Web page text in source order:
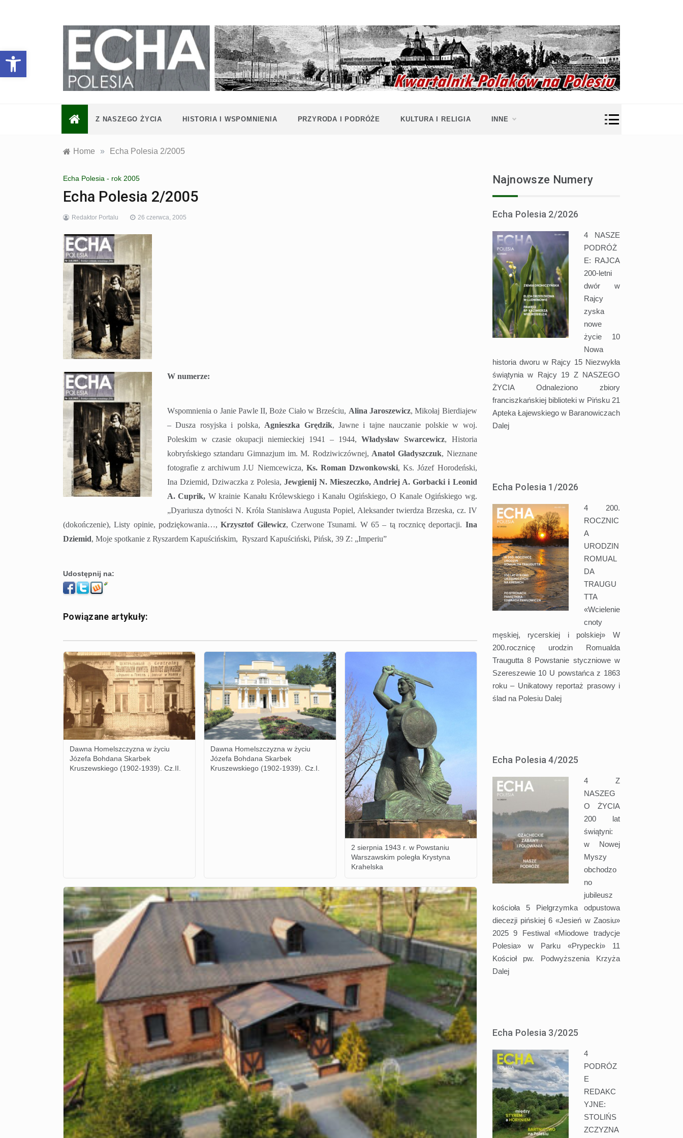
Otwórz pasek narzędzi
Echa
Polesia
współczesność
Polaków na
Polesiu.
Przyroda,
zabytki, kultura
i wspomnienia
z Polesia.
Z NASZEGO ŻYCIA HISTORIA I WSPOMNIENIA PRZYRODA I PODRÓŻE KULTURA I RELIGIA INNE
Home » Echa Polesia 2/2005
Echa Polesia - rok 2005
Echa Polesia 2/2005
Redaktor Portalu 26 czerwca, 2005
W numerze:
Wspomnienia o Janie Pawle II, Boże Ciało w Brześciu, Alina Jaroszewicz, Mikołaj Bierdiajew
– Dusza rosyjska i polska, Agnieszka Grędzik, Jawne i tajne nauczanie polskie w woj.
Poleskim w czasie okupacji niemieckiej 1941 – 1944,Władysław Swarcewicz, Historia
kobryńskiego sztandaru Gimnazjum im. M. Rodziwiczównej, Anatol Gladyszczuk, Nieznane
fotografie z archiwum J.U Niemcewicza, Ks. Roman Dzwonkowski, Ks. Józef Horodeński,
Ina Dziemid, Dziwaczka z Polesia,Jewgienij N. Mieszeczko, Andriej A. Gorbacki i Leonid
A. Cuprik, W krainie Kanału Królewskiego i Kanału Ogińskiego, O Kanale Ogińskiego wg.
„Dyariusza dytności N. Króla Stanisława Augusta Popiel, Aleksander twierdza Brzeska, cz. IV
(dokończenie), Listy opinie, podziękowania…,Krzysztof Gilewicz, Czerwone Tsunami. W 65 – tą rocznicę deportacji. Ina
Dziemid, Moje spotkanie z Ryszardem Kapuścińskim, Ryszard Kapuściński, Pińsk, 39 Z: „Imperiu”
Udostępnij na:
Powiązane artykuły:
Dawna Homelszczyzna w życiu
Józefa Bohdana Skarbek
Kruszewskiego (1902-1939). Cz.II.
Dawna Homelszczyzna w życiu
Józefa Bohdana Skarbek
Kruszewskiego (1902-1939). Cz.I.
2 sierpnia 1943 r. w Powstaniu
Warszawskim poległa Krystyna
Krahelska
Najnowsze Numery
Echa Polesia 2/2026
4 NASZE
PODRÓŻ
E: RAJCA
200-letni
dwór w
Rajcy
zyska
nowe
życie 10
Nowa
historia dworu w Rajcy 15 Niezwykła
świątynia w Rajcy 19 Z NASZEGO
ŻYCIA Odnaleziono zbiory
franciszkańskiej biblioteki w Pińsku 21
Apteka Łajewskiego w Baranowiczach
Dalej
Echa Polesia 1/2026
4 200.
ROCZNIC
A
URODZIN
ROMUAL
DA
TRAUGU
TTA
«Wcielenie
cnoty
męskiej, rycerskiej i polskiej» W
200.rocznicę urodzin Romualda
Traugutta 8 Powstanie styczniowe w
Szereszewie 10 U powstańca z 1863
roku – Unikatowy reportaż prasowy i
ślad na Polesiu Dalej
Echa Polesia 4/2025
4 Z
NASZEG
O ŻYCIA
200 lat
świątyni:
w Nowej
Myszy
obchodzo
no
jubileusz
kościoła 5 Pielgrzymka odpustowa
diecezji pińskiej 6 «Jesień w Zaosiu»
2025 9 Festiwal «Miodowe tradycje
Polesia» w Parku «Prypecki» 11
Kościoł pw. Podwyższenia Krzyża
Dalej
Echa Polesia 3/2025
4
PODRÓZ
E
REDAKC
YJNE:
STOLIŃS
ZCZYZNA